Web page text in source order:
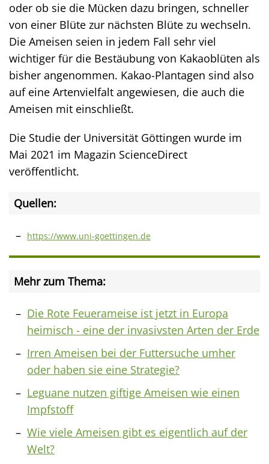
oder ob sie die Mücken dazu bringen, schneller
von einer Blüte zur nächsten Blüte zu wechseln.
Die Ameisen seien in jedem Fall sehr viel
wichtiger für die Bestäubung von Kakaoblüten als
bisher angenommen. Kakao-Plantagen sind also
auf eine Artenvielfalt angewiesen, die auch die
Ameisen mit einschließt.
Die Studie der Universität Göttingen wurde im
Mai 2021 im Magazin ScienceDirect
veröffentlicht.
Quellen:
https://www.uni-goettingen.de
Mehr zum Thema:
Die Rote Feuerameise ist jetzt in Europa
heimisch - eine der invasivsten Arten der Erde
Irren Ameisen bei der Futtersuche umher
oder haben sie eine Strategie?
Leguane nutzen giftige Ameisen wie einen
Impfstoff
Wie viele Ameisen gibt es eigentlich auf der
Welt?